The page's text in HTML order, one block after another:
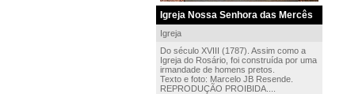
Igreja Nossa Senhora das Mercês
Igreja
Do século XVIII (1787). Assim como a
Igreja do Rosário, foi construída por uma
irmandade de homens pretos.
Texto e foto: Marcelo JB Resende.
REPRODUÇÃO PROIBIDA....